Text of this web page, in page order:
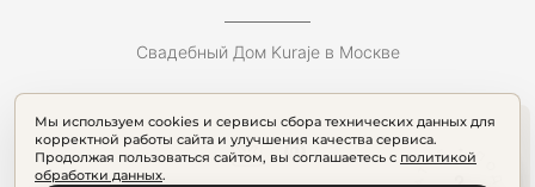
Мы используем cookies и сервисы сбора технических данных для
корректной работы сайта и улучшения качества сервиса.
Продолжая пользоваться сайтом, вы соглашаетесь с политикой
обработки данных.
Свадебный Дом Kuraje в Москве